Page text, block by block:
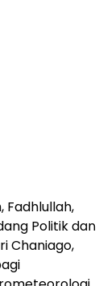
Fadhlullah,
Politik dan
Chaniago,